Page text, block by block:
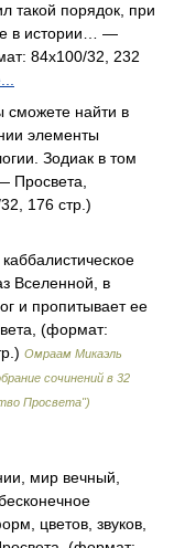
такой порядок, при
в истории… —
84x100/32, 232
сможете найти в
элементы
Зодиак в том
Просвета,
176 стр.)
Вселенной, в
и пропитывает ее
(формат:
Омраам Микаэль
сочинений в 32
Просвета")
мир вечный,
цветов, звуков,